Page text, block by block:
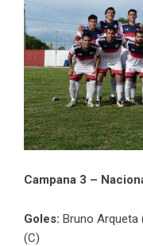
Campana 3 –
Goles: Bruno Arqueta
(C)